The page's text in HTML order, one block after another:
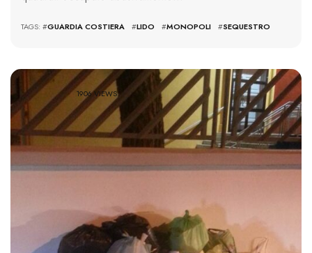
TAGS: #GUARDIA COSTIERA #LIDO #MONOPOLI #SEQUESTRO
1906 VIEWS